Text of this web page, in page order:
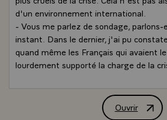
d'un environnement international.
- Vous me parlez de sondage, parlons-
instant. Dans le dernier, j'ai pu
quand même les Français qui avaient
lourdement supporté la charge de la
avancerons si nous sommes
restons fidèles à la ligne fixée et si
Ouvrir
Entretien de